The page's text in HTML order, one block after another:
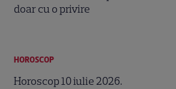
doar cu o privire
HOROSCOP
Horoscop 10 iulie 2026.